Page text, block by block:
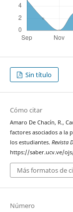
Sin título
Cómo citar
Amaro De Chacín, R.,
factores asociados a la
los estudiantes. Revista
https://saber.ucv.ve/
Más formatos de
Número